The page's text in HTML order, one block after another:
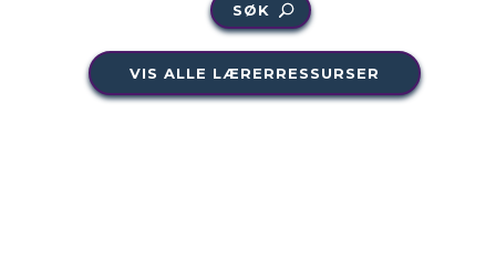
SØK
VIS ALLE LÆRERRESSURSER